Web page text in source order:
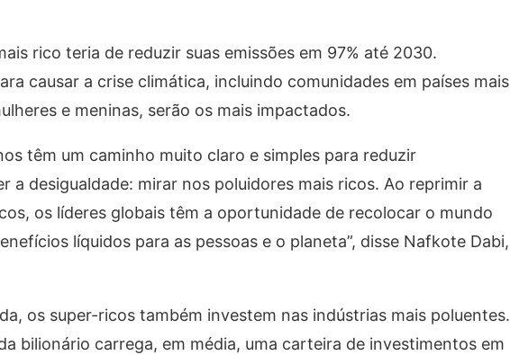
rico teria de reduzir suas emissões em 97% até 2030.
causar a crise climática, incluindo comunidades em países mais
e meninas, serão os mais impactados.
têm um caminho muito claro e simples para reduzir
desigualdade: mirar nos poluidores mais ricos. Ao reprimir a
os líderes globais têm a oportunidade de recolocar o mundo
líquidos para as pessoas e o planeta”, disse Nafkote Dabi,
os super-ricos também investem nas indústrias mais poluentes.
bilionário carrega, em média, uma carteira de investimentos em